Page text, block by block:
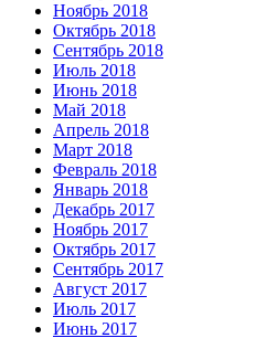
Ноябрь 2018
Октябрь 2018
Сентябрь 2018
Июль 2018
Июнь 2018
Май 2018
Апрель 2018
Март 2018
Февраль 2018
Январь 2018
Декабрь 2017
Ноябрь 2017
Октябрь 2017
Сентябрь 2017
Август 2017
Июль 2017
Июнь 2017